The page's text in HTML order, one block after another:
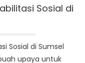
the
Sumatra:
Sosial di
Sosial di Sumsel
upaya untuk